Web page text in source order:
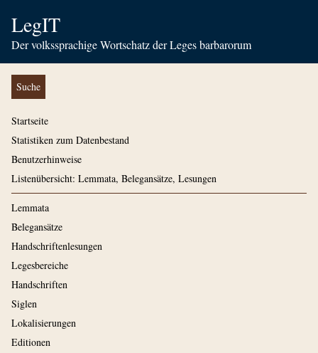
LegIT
Der volkssprachige Wortschatz der Leges barbarorum
Suche
Startseite
Statistiken zum Datenbestand
Benutzerhinweise
Listenübersicht: Lemmata, Belegansätze, Lesungen
Lemmata
Belegansätze
Handschriftenlesungen
Legesbereiche
Handschriften
Siglen
Lokalisierungen
Editionen